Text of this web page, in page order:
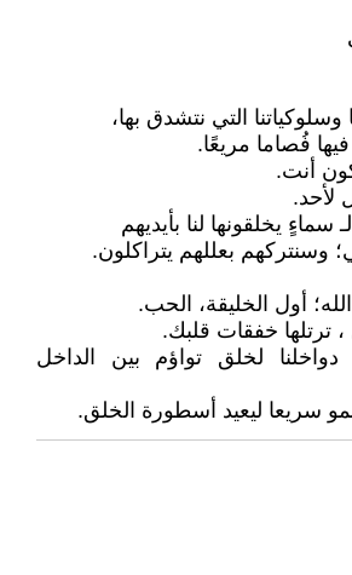
وسلوكياتنا التي نتشدق بها،
فُصاما مريعًا.
أنت.
لأحد.
يخلقونها لنا بأيديهم
وسنتركهم بعللهم يتراكلون.
أول الخليقة، الحب.
ترتلها خفقات قلبك.
لخلق تواؤم بين الداخل
سريعا ليعيد أسطورة الخلق.